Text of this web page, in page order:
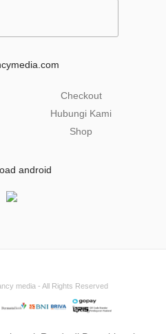
Checkout
Hubungi Kami
Shop
android
media - All Rights Reserved